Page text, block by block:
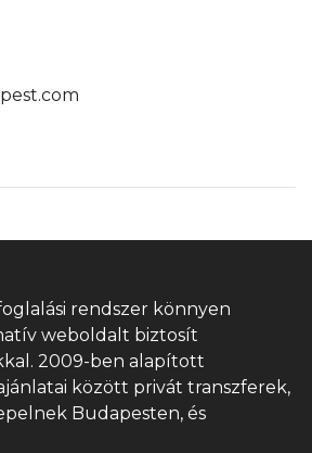
rendszer könnyen
weboldalt biztosít
2009-ben alapított
között privát transzferek,
Budapesten, és